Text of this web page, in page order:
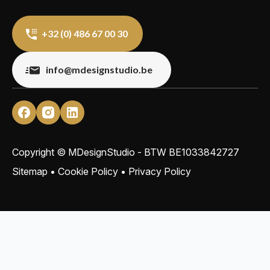
+32 (0) 486 67 00 30
info@mdesignstudio.be
Copyright © MDesignStudio - BTW BE1033842727
Sitemap • Cookie Policy • Privacy Policy